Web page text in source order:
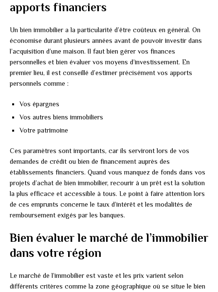
apports financiers
Un bien immobilier a la particularité d’être coûteux en général. On
économise durant plusieurs années avant de pouvoir investir dans
l’acquisition d’une maison. Il faut bien gérer vos finances
personnelles et bien évaluer vos moyens d’investissement. En
premier lieu, il est conseillé d’estimer précisément vos apports
personnels comme :
Vos épargnes
Vos autres biens immobiliers
Votre patrimoine
Ces paramètres sont importants, car ils serviront lors de vos
demandes de crédit ou bien de financement auprès des
établissements financiers. Quand vous manquez de fonds dans vos
projets d’achat de bien immobilier, recourir à un prêt est la solution
la plus efficace et accessible à tous. Le point à faire attention lors
de ces emprunts concerne le taux d’intérêt et les modalités de
remboursement exigés par les banques.
Bien évaluer le marché de l’immobilier
dans votre région
Le marché de l’immobilier est vaste et les prix varient selon
différents critères comme la zone géographique où se situe le bien